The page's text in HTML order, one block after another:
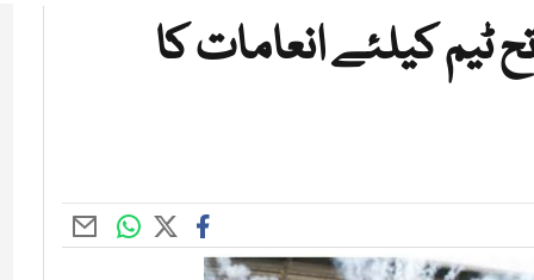
ٹیم کیلئے انعامات کا